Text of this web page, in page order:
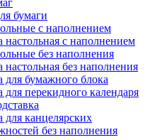
бумаги
с наполнением
настольная с наполнением
без наполнения
настольная без наполнения
для бумажного блока
для перекидного календаря
для канцелярских
без наполнения